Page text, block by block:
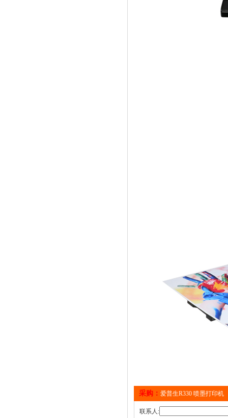
采购： 爱普生R330 喷墨打印机
联系人: